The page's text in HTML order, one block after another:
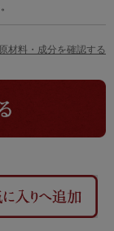
原材料・成分を確認する